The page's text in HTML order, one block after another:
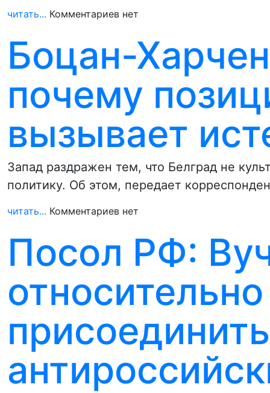
читать... Комментариев нет
Боцан-
почему
вызывает
Запад раздражен тем, что Белград не
политику. Об этом, передает
читать... Комментариев нет
Посол РФ: